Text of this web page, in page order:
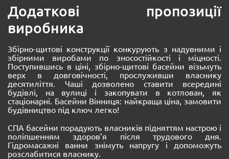
Додаткові пропозиції
виробника
Збірно-щитові конструкції конкурують з надувними і
збірними виробами по зносостійкості і міцності.
Поступившись в ціні, збірно-щитові басейни візьмуть
верх в довговічності, прослуживши власнику
десятиліття. Чаші дозволено ставити всередині
будівлі, на вулиці і закопувати в котлован, як
стаціонарні. Басейни Вінниця: найкраща ціна, замовити
будівництво під ключ легко!
СПА басейни порадують власників підняттям настрою і
поліпшенням здоров’я після трудового дня.
Гідромасажні ванни знімуть напругу і допоможуть
розслабитися власнику.